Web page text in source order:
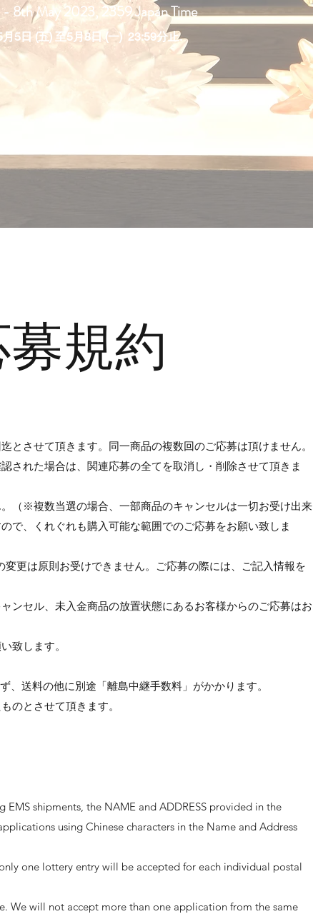
8th May 2023, 2359 Japan Time
5日 (五) 至5月8日 (一) 23:59分止.
規約
とさせて頂きます。同一商品の複数回のご応募は頂けません。
された場合は、関連応募の全てを取消し・削除させて頂きま
（※複数当選の場合、一部商品のキャンセルは一切お受け出来
で、くれぐれも購入可能な範囲でのご応募をお願い致しま
更は原則お受けできません。ご応募の際には、ご記入情報を
ンセル、未入金商品の放置状態にあるお客様からのご応募はお
致します。
送料の他に別途「離島中継手数料」がかかります。
のとさせて頂きます。
EMS shipments, the NAME and ADDRESS provided in the
using Chinese characters in the Name and Address
one lottery entry will be accepted for each individual postal
We will not accept more than one application from the same